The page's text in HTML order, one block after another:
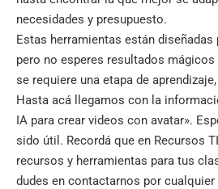
necesidades y presupuesto.
Estas herramientas están diseñadas
pero no esperes resultados
se requiere una etapa de
Hasta acá llegamos con la
IA para crear videos con avatar».
sido útil. Recordá que en Recursos
recursos y herramientas para tus
dudes en contactarnos por cualquier